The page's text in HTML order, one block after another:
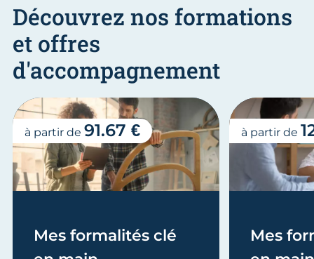
Découvrez nos formations
et offres
d'accompagnement
Mes formalités clé
à partir de 91.67 €
Mes
à partir de